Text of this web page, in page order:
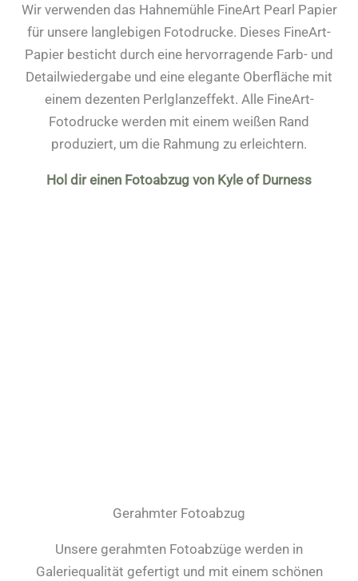
Wir verwenden das Hahnemühle FineArt Pearl Papier
für unsere langlebigen Fotodrucke. Dieses FineArt-
Papier besticht durch eine hervorragende Farb- und
Detailwiedergabe und eine elegante Oberfläche mit
einem dezenten Perlglanzeffekt. Alle FineArt-
Fotodrucke werden mit einem weißen Rand
produziert, um die Rahmung zu erleichtern.
Hol dir einen Fotoabzug von Kyle of Durness
Gerahmter Fotoabzug
Unsere gerahmten Fotoabzüge werden in
Galeriequalität gefertigt und mit einem schönen